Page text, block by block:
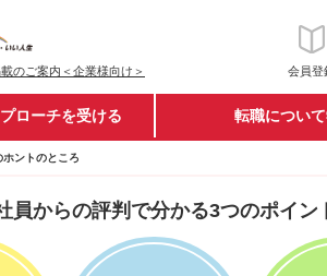
のご案内＜企業様向け＞ 会員登
ローチを受ける 転職につい
ントのところ
員からの評判で分かる3つのポイン